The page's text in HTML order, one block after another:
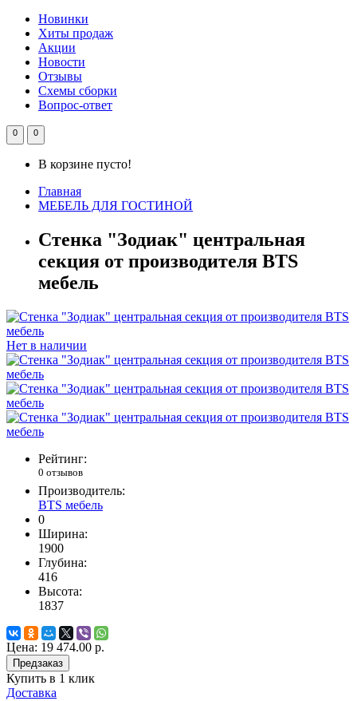
Новинки
Хиты продаж
Акции
Новости
Отзывы
Схемы сборки
Вопрос-ответ
0 0
В корзине пусто!
Главная
МЕБЕЛЬ ДЛЯ ГОСТИНОЙ
Стенка "Зодиак" центральная
секция от производителя BTS
мебель
Нет в наличии
Рейтинг:
0 отзывов
Производитель:
BTS мебель
0
Ширина:
1900
Глубина:
416
Высота:
1837
Цена: 19 474.00 р.
Предзаказ
Купить в 1 клик
Доставка